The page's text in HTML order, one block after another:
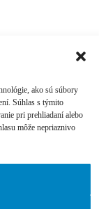
ako sú súbory
Súhlas s týmito
pri prehliadaní alebo
môže nepriaznivo
aj v